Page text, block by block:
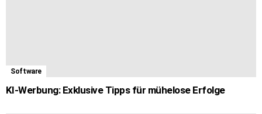
Software
KI-Werbung: Exklusive Tipps für mühelose Erfolge